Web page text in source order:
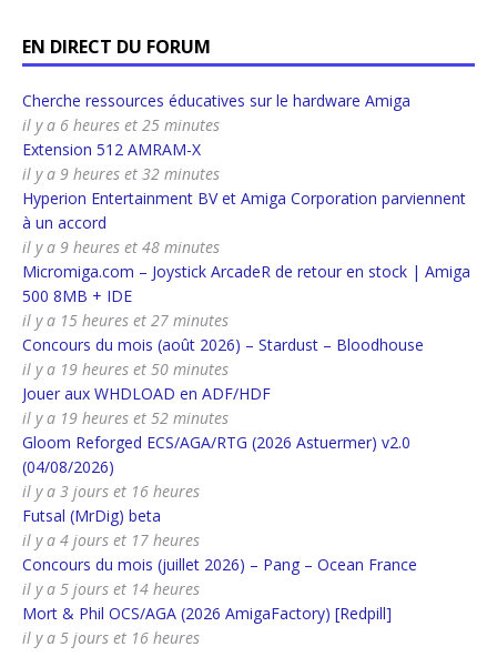
EN DIRECT DU FORUM
Cherche ressources éducatives sur le hardware Amiga
il y a 6 heures et 25 minutes
Extension 512 AMRAM-X
il y a 9 heures et 32 minutes
Hyperion Entertainment BV et Amiga Corporation parviennent
à un accord
il y a 9 heures et 48 minutes
Micromiga.com – Joystick ArcadeR de retour en stock | Amiga
500 8MB + IDE
il y a 15 heures et 27 minutes
Concours du mois (août 2026) – Stardust – Bloodhouse
il y a 19 heures et 50 minutes
Jouer aux WHDLOAD en ADF/HDF
il y a 19 heures et 52 minutes
Gloom Reforged ECS/AGA/RTG (2026 Astuermer) v2.0
(04/08/2026)
il y a 3 jours et 16 heures
Futsal (MrDig) beta
il y a 4 jours et 17 heures
Concours du mois (juillet 2026) – Pang – Ocean France
il y a 5 jours et 14 heures
Mort & Phil OCS/AGA (2026 AmigaFactory) [Redpill]
il y a 5 jours et 16 heures